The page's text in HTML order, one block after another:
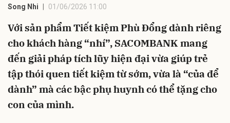
Song Nhi 01/06/2026 11:00
Với sản phẩm Tiết kiệm Phù Đổng dành riêng
cho khách hàng “nhí”, SACOMBANK mang
đến giải pháp tích lũy hiện đại vừa giúp trẻ
tập thói quen tiết kiệm từ sớm, vừa là “của để
dành” mà các bậc phụ huynh có thể tặng cho
con của mình.
Hủy